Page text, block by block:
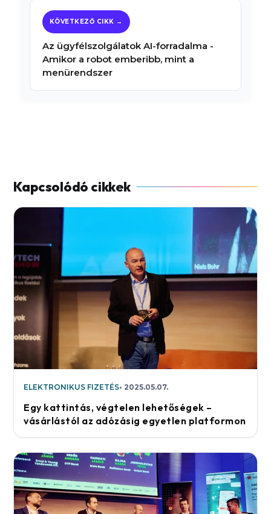
Az ügyfélszolgálatok AI-forradalma -
Amikor a robot emberibb, mint a
menürendszer
ELEKTRONIKUS FIZETÉS 2025.05.07.
Egy kattintás, végtelen lehetőségek –
vásárlástól az adózásig egyetlen platformon